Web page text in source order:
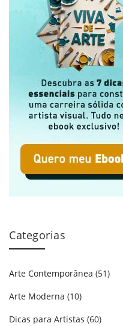
Categorias
Arte Contemporânea (51)
Arte Moderna (10)
Dicas para Artistas (60)